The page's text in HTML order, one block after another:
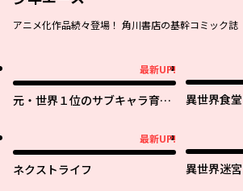
アニメ化作品続々登場！ 角川書店の基幹コミック誌
最新UP!
元・世界１位のサブキャラ育成
異世界食
最新UP!
ネクストライフ 異世界迷